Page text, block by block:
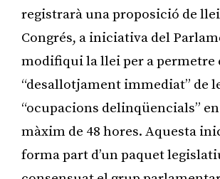
registrarà una proposició de
Congrés, a iniciativa del
modifiqui la llei per a permetre
“desallotjament immediat” de
“ocupacions delinqüencials”
màxim de 48 hores. Aquesta
forma part d’un paquet